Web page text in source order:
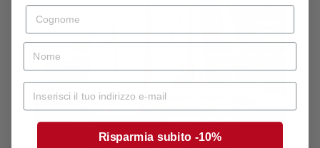
Vestito rosa, lungo - Con spacco
Cognome
nome
Mail
Risparmia subito -10%